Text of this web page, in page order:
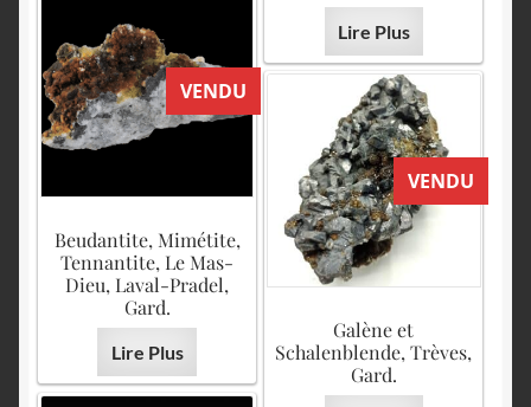
Lire Plus
VENDU
Beudantite, Mimétite,
Tennantite, Le Mas-
Dieu, Laval-Pradel,
Gard.
Lire Plus
VENDU
Galène et
Schalenblende, Trèves,
Gard.